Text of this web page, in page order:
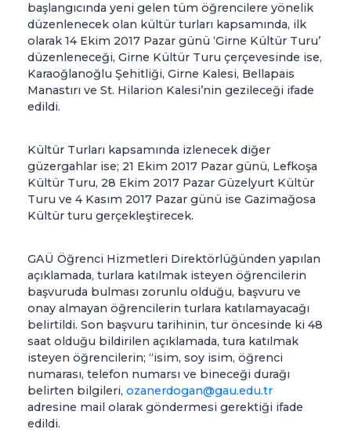
başlangıcında yeni gelen tüm öğrencilere yönelik
düzenlenecek olan kültür turları kapsamında, ilk
olarak 14 Ekim 2017 Pazar günü ‘Girne Kültür Turu’
düzenleneceği, Girne Kültür Turu çerçevesinde ise,
Karaoğlanoğlu Şehitliği, Girne Kalesi, Bellapais
Manastırı ve St. Hilarion Kalesi’nin gezileceği ifade
edildi.
Kültür Turları kapsamında izlenecek diğer
güzergahlar ise; 21 Ekim 2017 Pazar günü, Lefkoşa
Kültür Turu, 28 Ekim 2017 Pazar Güzelyurt Kültür
Turu ve 4 Kasım 2017 Pazar günü ise Gazimağosa
Kültür turu gerçekleştirecek.
GAÜ Öğrenci Hizmetleri Direktörlüğünden yapılan
açıklamada, turlara katılmak isteyen öğrencilerin
başvuruda bulması zorunlu olduğu, başvuru ve
onay almayan öğrencilerin turlara katılamayacağı
belirtildi. Son başvuru tarihinin, tur öncesinde ki 48
saat olduğu bildirilen açıklamada, tura katılmak
isteyen öğrencilerin; “isim, soy isim, öğrenci
numarası, telefon numarsı ve bineceği durağı
belirten bilgileri, ozanerdogan@gau.edu.tr
adresine mail olarak göndermesi gerektiği ifade
edildi.